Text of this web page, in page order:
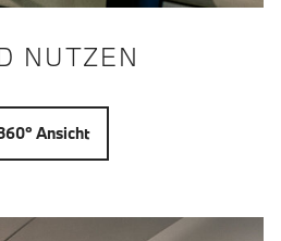
NUTZEN
Ansicht